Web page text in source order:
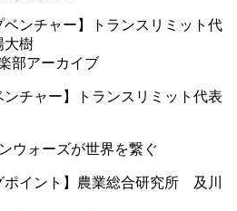
部アーカイブ
ンチャー】トランスリミット代表
ウォーズが世界を繋ぐ